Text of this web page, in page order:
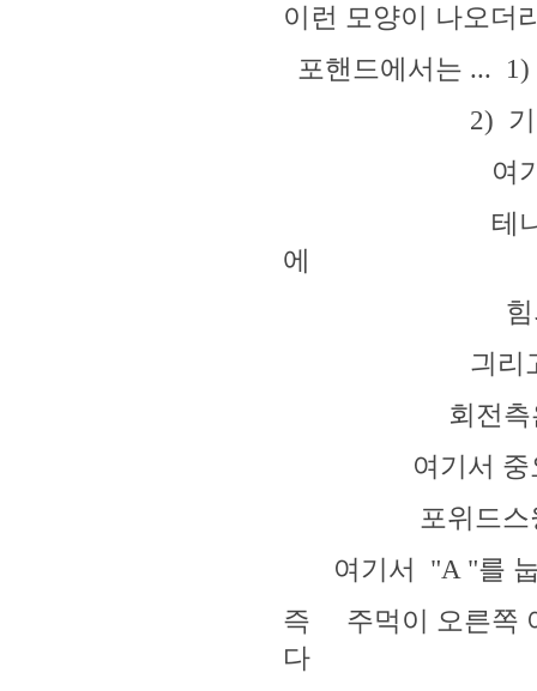
이런 모양이 나오더
포핸드에서는 ...
2) 기차 바뀌
여기서 수평
테니스에서는
에
힘의 가속
긔리고 회전
회전측은 테니
여기서 중요
포위드스윙 수
여기서 "A "를 눕
즉 주먹이 오른쪽
다